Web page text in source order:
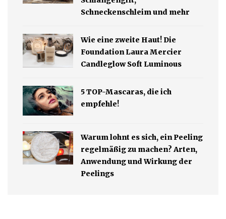
Schneckenschleim und mehr
Wie eine zweite Haut! Die
Foundation Laura Mercier
Candleglow Soft Luminous
5 TOP-Mascaras, die ich
empfehle!
Warum lohnt es sich, ein Peeling
regelmäßig zu machen? Arten,
Anwendung und Wirkung der
Peelings